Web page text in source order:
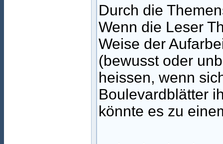
Durch die
Wenn die Leser
Weise der
(bewusst oder
heissen, wenn
Boulevardblätter
könnte es zu